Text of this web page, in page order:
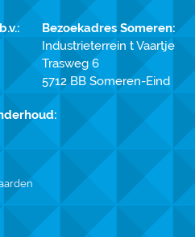
Bezoekadres Someren:
Industrieterrein t Vaartje
Trasweg 6
5712 BB Someren-Eind